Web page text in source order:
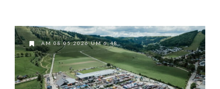
AM 08.05.2026 UM 6:48